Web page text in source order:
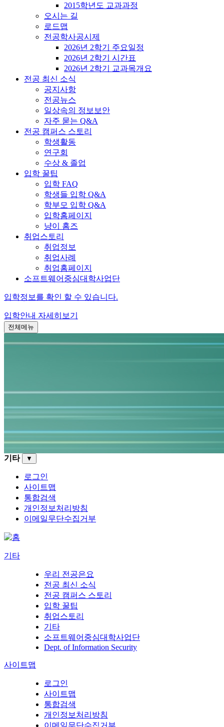
2015학년도 교과과정
오시는 길
로드맵
전공학사공시제
2026년 2학기 주요일정
2026년 2학기 시간표
2026년 2학기 교과목개요
전공 최신 소식
공지사항
전공뉴스
일상속의 정보보안
자주 묻는 Q&A
전공 캠퍼스 스토리
학생활동
연구회
수상 & 졸업
입학 꿀팁
입학 FAQ
학생들 입학 Q&A
학부모 입학 Q&A
입학홈페이지
냥이 홈즈
취업스토리
취업정보
취업사례
취업홈페이지
소프트웨어중심대학사업단
입학정보를 확인 할 수 있습니다.
입학안내 자세히보기
전체메뉴
기타 ▼
로그인
사이트맵
통합검색
개인정보처리방침
이메일무단수집거부
기타
우리 전공은요
전공 최신 소식
전공 캠퍼스 스토리
입학 꿀팁
취업스토리
기타
소프트웨어중심대학사업단
Dept. of Information Security
사이트맵
로그인
사이트맵
통합검색
개인정보처리방침
이메일무단수집거부